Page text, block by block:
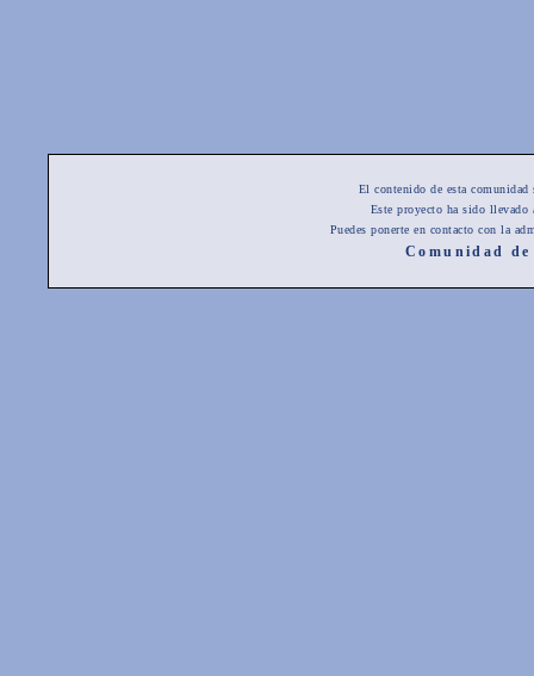
El contenido de esta
Este proyecto ha sido
Puedes ponerte en contacto con la
Comunidad